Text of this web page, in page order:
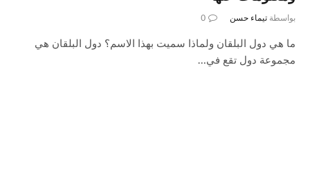
بواسطة تيماء حسن 0
ما هي دول البلقان ولماذا سميت بهذا الاسم؟ دول البلقان هي
مجموعة دول تقع في…